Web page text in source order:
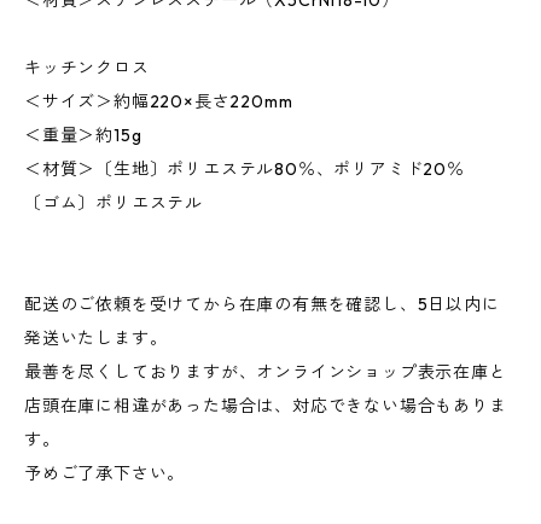
キッチンクロス
＜サイズ＞約幅220×長さ220mm
＜重量＞約15g
＜材質＞〔生地〕ポリエステル80％、ポリアミド20％
〔ゴム〕ポリエステル
配送のご依頼を受けてから在庫の有無を確認し、5日以内に
発送いたします。
最善を尽くしておりますが、オンラインショップ表示在庫と
店頭在庫に相違があった場合は、対応できない場合もありま
す。
予めご了承下さい。